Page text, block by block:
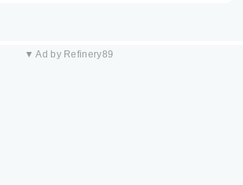
▼ Ad by Refinery89